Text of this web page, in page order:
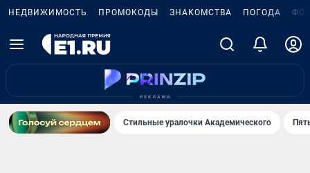
НЕДВИЖИМОСТЬ ПРОМОКОДЫ ЗНАКОМСТВА ПОГОДА
Стильные уралочки Академического